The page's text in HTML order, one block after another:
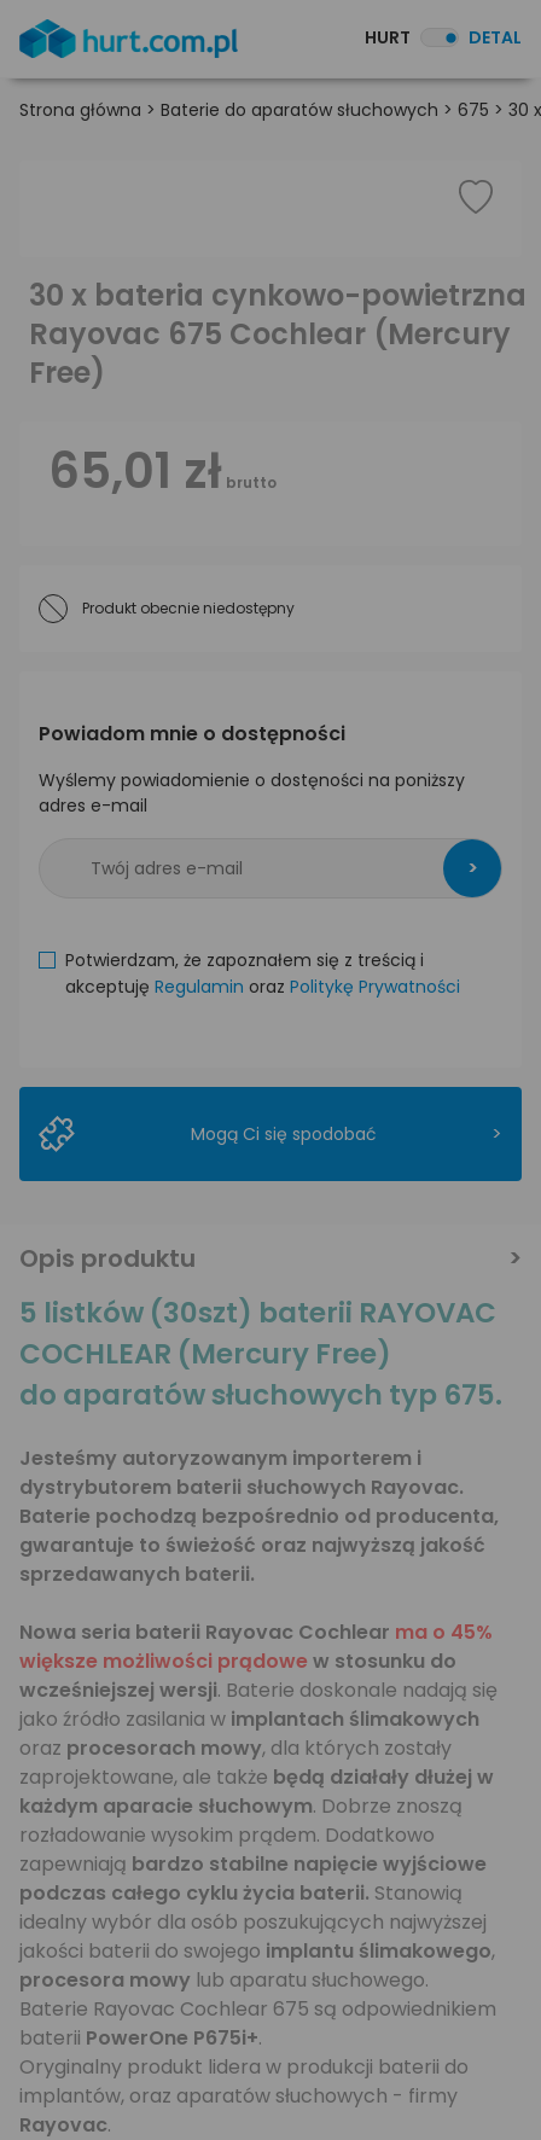
HURT DETAL
Strona główna > Baterie do aparatów słuchowych > 675 > 30
30 x bateria cynkowo-powietrzna
Rayovac 675 Cochlear (Mercury
Free)
65,01 zł brutto
Produkt obecnie niedostępny
Powiadom mnie o dostępności
Wyślemy powiadomienie o dostęności na poniższy
adres e-mail
>
Potwierdzam, że zapoznałem się z treścią i
akceptuję Regulamin oraz Politykę Prywatności
Mogą Ci się spodobać >
Opis produktu
5 listków (30szt) baterii RAYOVAC
COCHLEAR (Mercury Free)
do aparatów słuchowych typ 675.
Jesteśmy autoryzowanym importerem i
dystrybutorem baterii słuchowych Rayovac.
Baterie pochodzą bezpośrednio od producenta,
gwarantuje to świeżość oraz najwyższą jakość
sprzedawanych baterii.
Nowa seria baterii Rayovac Cochlear ma o 45%
większe możliwości prądowe w stosunku do
wcześniejszej wersji. Baterie doskonale nadają się
jako źródło zasilania w implantach ślimakowych
oraz procesorach mowy, dla których zostały
zaprojektowane, ale także będą działały dłużej w
każdym aparacie słuchowym. Dobrze znoszą
rozładowanie wysokim prądem. Dodatkowo
zapewniają bardzo stabilne napięcie wyjściowe
podczas całego cyklu życia baterii. Stanowią
idealny wybór dla osób poszukujących najwyższej
jakości baterii do swojego implantu ślimakowego,
procesora mowy lub aparatu słuchowego.
Baterie Rayovac Cochlear 675 są odpowiednikiem
baterii PowerOne P675i+.
Oryginalny produkt lidera w produkcji baterii do
implantów, oraz aparatów słuchowych - firmy
Rayovac.